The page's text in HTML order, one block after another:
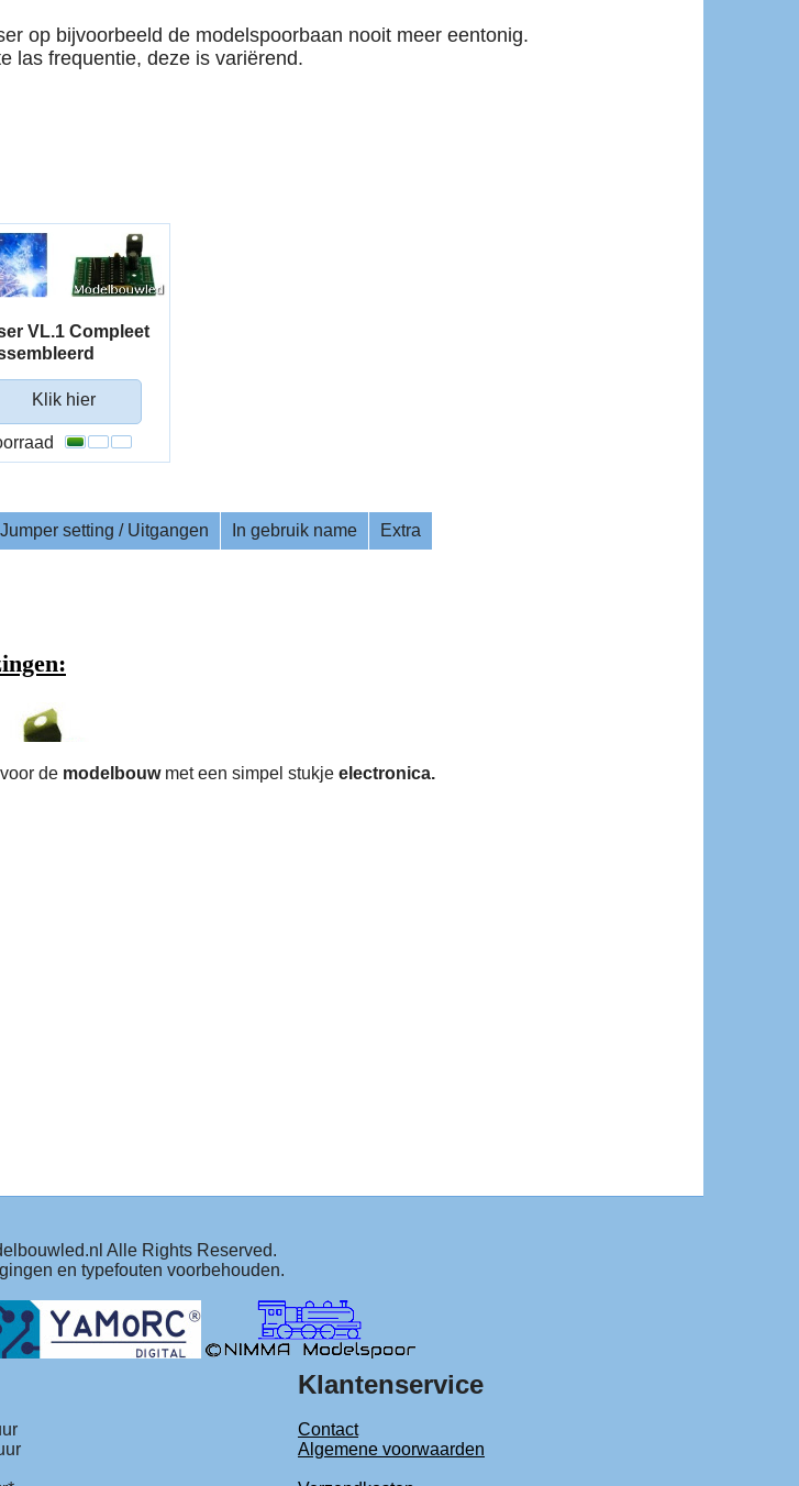
op bijvoorbeeld de modelspoorbaan nooit meer eentonig.
las frequentie, deze is variërend.
VL.1 Compleet
Klik hier
Jumper setting / Uitgangen In gebruik name Extra
voor de modelbouwmet een simpel stukje electronica.
Alle Rights Reserved.
en typefouten voorbehouden.
Klantenservice
Contact
Algemene voorwaarden